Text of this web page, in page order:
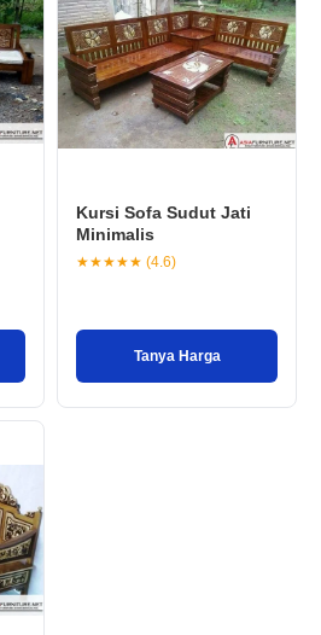
Kursi Sofa Sudut Jati
Minimalis
★★★★★ (4.6)
Tanya Harga